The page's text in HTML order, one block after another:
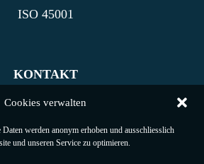
Cookies verwalten
werden anonym erhoben und ausschliesslich
und unseren Service zu optimieren.
ISO 45001
KONTAKT
IMPRESSUM